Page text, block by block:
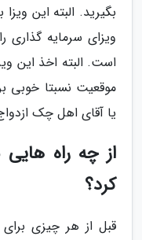
بگیرید. البته این
ویزای سرمایه
است. البته اخذ این
موقعیت نسبتا خوبی
یا آقای اهل چک
از چه راه
کرد؟
قبل از هر چیزی برای